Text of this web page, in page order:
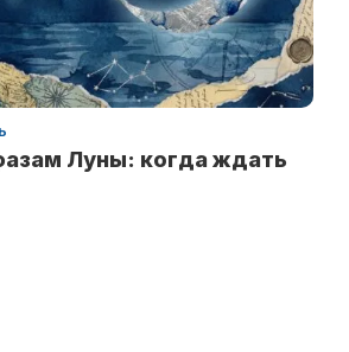
Луны: когда ждать